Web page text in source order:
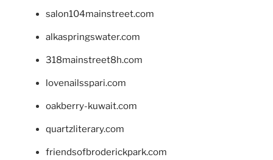
salon104mainstreet.com
alkaspringswater.com
318mainstreet8h.com
lovenailsspari.com
oakberry-kuwait.com
quartzliterary.com
friendsofbroderickpark.com